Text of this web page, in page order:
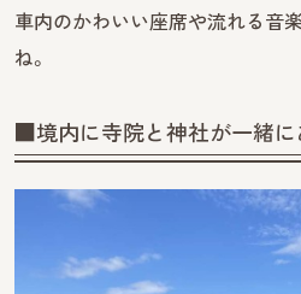
車内のかわいい座席や流れる音
ね。
■境内に寺院と神社が一緒